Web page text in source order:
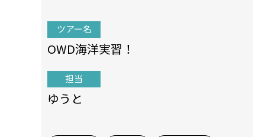
ツアー名
OWD海洋実習！
担当
ゆうと